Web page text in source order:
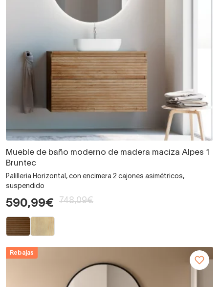
Mueble de baño moderno de madera maciza Alpes 1
Bruntec
Palilleria Horizontal, con encimera 2 cajones asimétricos,
suspendido
590,99€ 748,09€
Rebajas